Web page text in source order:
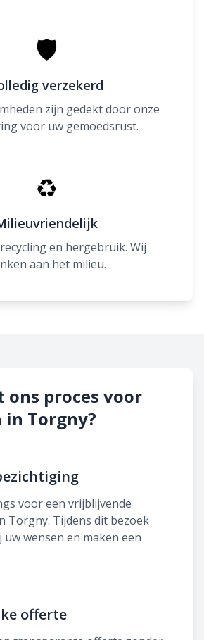
🛡
verzekerd
zijn gedekt door onze
voor uw gemoedsrust.
♻
en hergebruik. Wij
aan het milieu.
ons proces voor
Torgny?
voor een vrijblijvende
Torgny. Tijdens dit bezoek
wensen en maken een
offerte